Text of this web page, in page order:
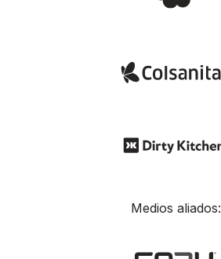
Medios aliados: